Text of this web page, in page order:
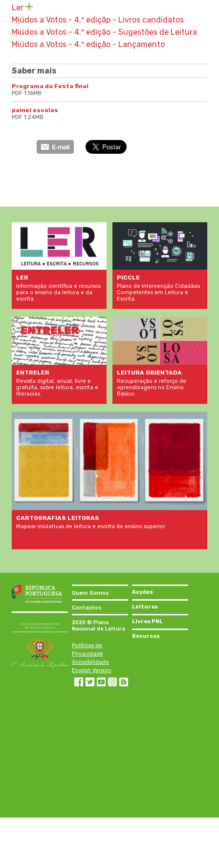
Ler
Miúdos a Votos - 4.ª ediçãp - Livros candidatos
Miúdos a Votos - 4.ª edição - Sugestões de Leitura
Miúdos a Votos - 4.ª edição - Lançamento
Saber mais
Programa da Festa final
PDF 1.16MB
painel escolas
PDF 1.24MB
LER
Informação científica e recursos
para o ensino da leitura e da
escrita.
PICCLE
Plano de Intervenção Cidadãos
Competentes em Leitura e
Escrita.
ENTRELER
Revista digital, anual, livre e
gratuita, sobre leitura, escrita e
literacias.
LEITURA ORIENTADA
Recuperação e reforço de
aprendizagens no Ensino
Básico.
CARTOGRAFIAS LEITORAS
Mapear iniciativas de leitura e escrita do ensino superior
Quem Somos
Contactos
2020 © Plano
Nacional de Leitura
Políticas de
Privacidade
Acessibilidade
English Version
Acções
Leituras
Livros PNL
Recursos